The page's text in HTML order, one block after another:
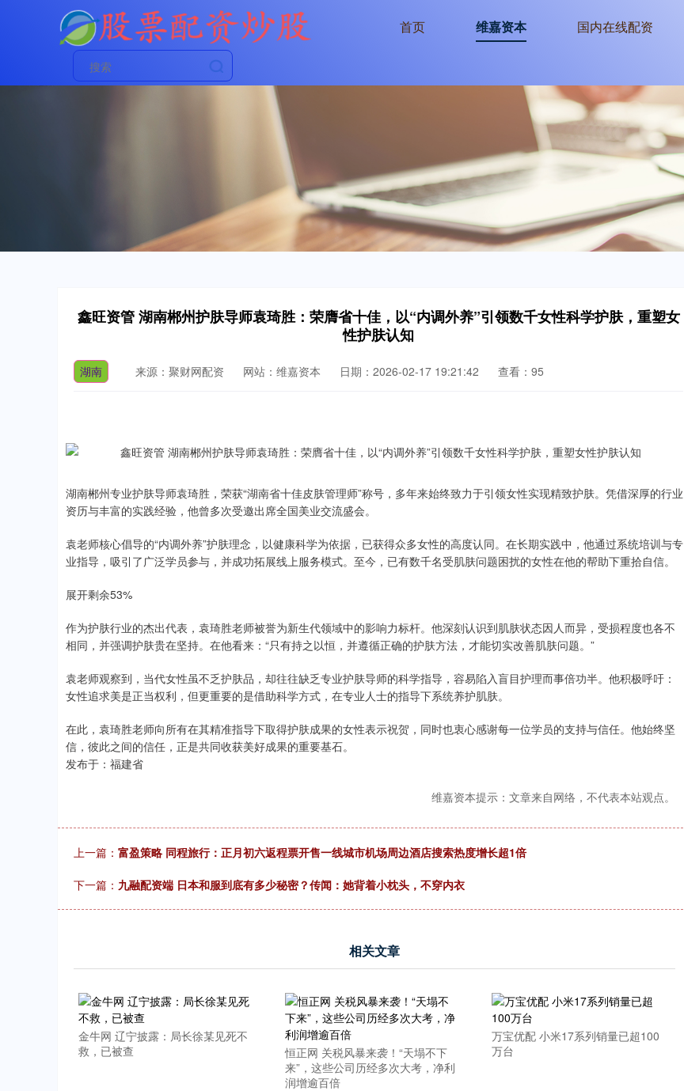
首页 维嘉资本 国内在线配资
鑫旺资管 湖南郴州护肤导师袁琦胜：荣膺省十佳，以“内调外养”引领数千女性科学护肤，重塑女
性护肤认知
湖南 来源：聚财网配资 网站：维嘉资本 日期：2026-02-17 19:21:42 查看：95
湖南郴州专业护肤导师袁琦胜，荣获“湖南省十佳皮肤管理师”称号，多年来始终致力于引领女性实现精致护肤。凭借深厚的行业
资历与丰富的实践经验，他曾多次受邀出席全国美业交流盛会。
袁老师核心倡导的“内调外养”护肤理念，以健康科学为依据，已获得众多女性的高度认同。在长期实践中，他通过系统培训与专
业指导，吸引了广泛学员参与，并成功拓展线上服务模式。至今，已有数千名受肌肤问题困扰的女性在他的帮助下重拾自信。
展开剩余53%
作为护肤行业的杰出代表，袁琦胜老师被誉为新生代领域中的影响力标杆。他深刻认识到肌肤状态因人而异，受损程度也各不
相同，并强调护肤贵在坚持。在他看来：“只有持之以恒，并遵循正确的护肤方法，才能切实改善肌肤问题。”
袁老师观察到，当代女性虽不乏护肤品，却往往缺乏专业护肤导师的科学指导，容易陷入盲目护理而事倍功半。他积极呼吁：
女性追求美是正当权利，但更重要的是借助科学方式，在专业人士的指导下系统养护肌肤。
在此，袁琦胜老师向所有在其精准指导下取得护肤成果的女性表示祝贺，同时也衷心感谢每一位学员的支持与信任。他始终坚
信，彼此之间的信任，正是共同收获美好成果的重要基石。
发布于：福建省
维嘉资本提示：文章来自网络，不代表本站观点。
上一篇： 富盈策略 同程旅行：正月初六返程票开售一线城市机场周边酒店搜索热度增长超1倍
下一篇： 九融配资端 日本和服到底有多少秘密？传闻：她背着小枕头，不穿内衣
相关文章
金牛网 辽宁披露：局长徐某见死不
救，已被查
恒正网 关税风暴来袭！“天塌不下
来”，这些公司历经多次大考，净利
润增逾百倍
万宝优配 小米17系列销量已超100
万台